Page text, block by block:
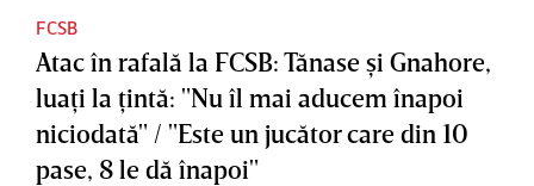
FCSB
Atac în rafală la FCSB: Tănase şi Gnahore,
luaţi la ţintă: "Nu îl mai aducem înapoi
niciodată" / "Este un jucător care din 10
pase, 8 le dă înapoi"